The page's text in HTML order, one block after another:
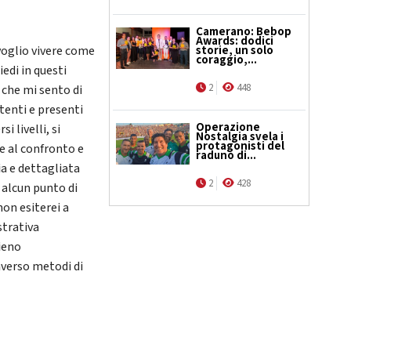
vivere come
in questi
mi sento di
e presenti
livelli, si
al confronto e
e dettagliata
punto di
esiterei a
metodi di
Camerano: Bebop
Awards: dodici
storie, un solo
coraggio,...
2 448
Operazione
Nostalgia svela i
protagonisti del
raduno di...
2 428